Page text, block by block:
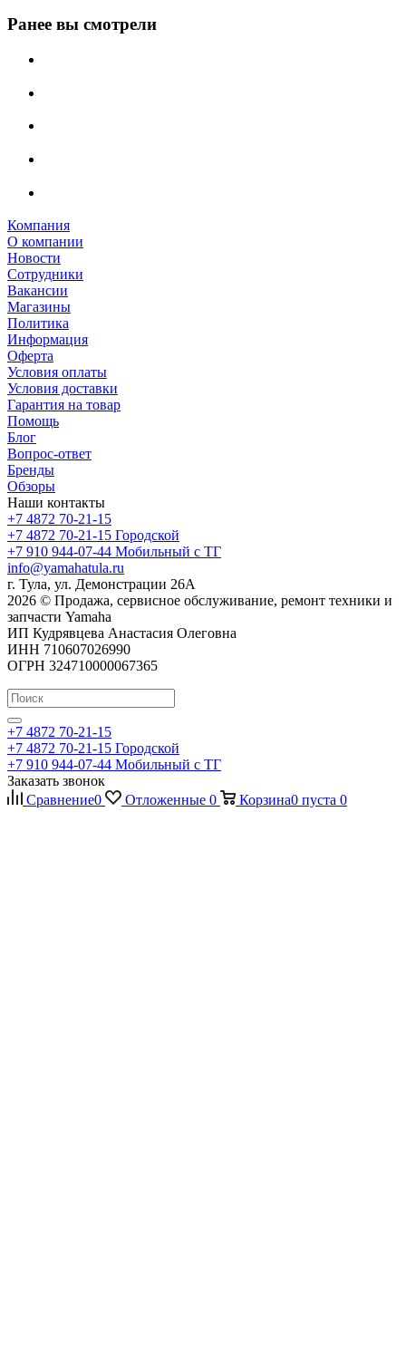
Ранее вы смотрели
Компания
О компании
Новости
Сотрудники
Вакансии
Магазины
Политика
Информация
Оферта
Условия оплаты
Условия доставки
Гарантия на товар
Помощь
Блог
Вопрос-ответ
Бренды
Обзоры
Наши контакты
+7 4872 70-21-15
+7 4872 70-21-15 Городской
+7 910 944-07-44 Мобильный с ТГ
info@yamahatula.ru
г. Тула, ул. Демонстрации 26А
2026 © Продажа, сервисное обслуживание, ремонт техники и
запчасти Yamaha
ИП Кудрявцева Анастасия Олеговна
ИНН 710607026990
ОГРН 324710000067365
+7 4872 70-21-15
+7 4872 70-21-15 Городской
+7 910 944-07-44 Мобильный с ТГ
Заказать звонок
Сравнение0 Отложенные 0 Корзина0 пуста 0